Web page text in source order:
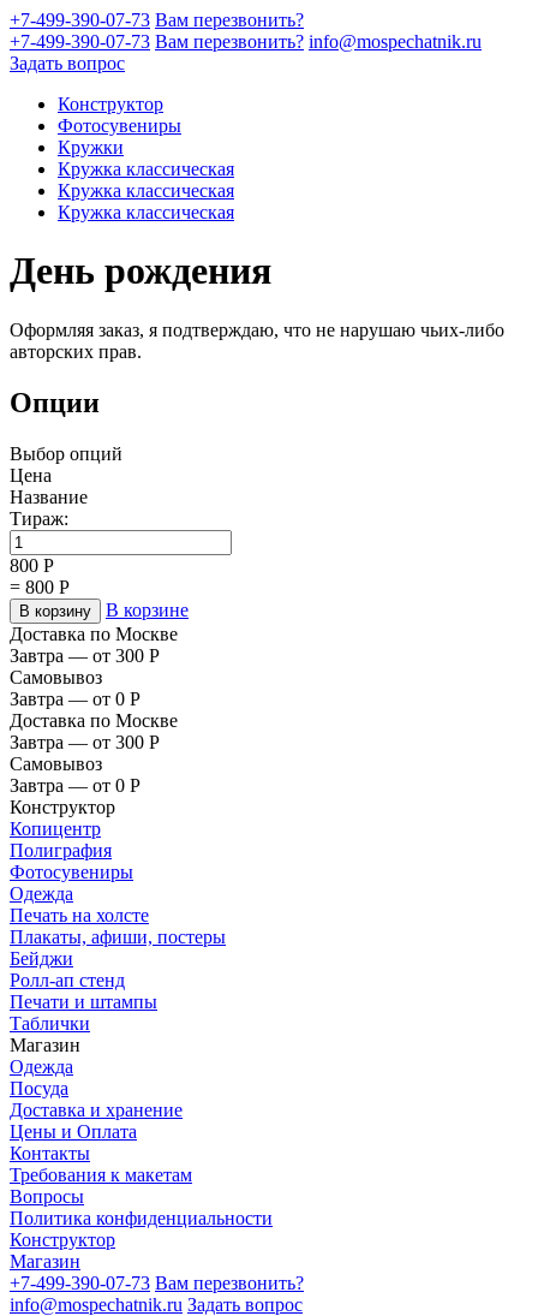
+7-499-390-07-73 Вам перезвонить?
+7-499-390-07-73 Вам перезвонить? info@mospechatnik.ru
Задать вопрос
Конструктор
Фотосувениры
Кружки
Кружка классическая
Кружка классическая
Кружка классическая
День рождения
Оформляя заказ, я подтверждаю, что не нарушаю чьих-либо
авторских прав.
Опции
Выбор опций
Цена
Название
Тираж:
800 Р
= 800 Р
В корзину
В корзине
Доставка по Москве
Завтра — от 300 Р
Самовывоз
Завтра — от 0 Р
Доставка по Москве
Завтра — от 300 Р
Самовывоз
Завтра — от 0 Р
Конструктор
Копицентр
Полиграфия
Фотосувениры
Одежда
Печать на холсте
Плакаты, афиши, постеры
Бейджи
Ролл-ап стенд
Печати и штампы
Таблички
Магазин
Одежда
Посуда
Доставка и хранение
Цены и Оплата
Контакты
Требования к макетам
Вопросы
Политика конфиденциальности
Конструктор
Магазин
+7-499-390-07-73 Вам перезвонить?
info@mospechatnik.ru Задать вопрос